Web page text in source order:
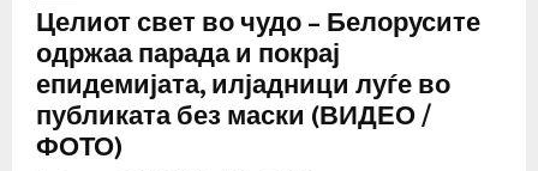
Целиот свет во чудо – Белорусите
одржаа парада и покрај
епидемијата, илјадници луѓе во
публиката без маски (ВИДЕО /
ФОТО)